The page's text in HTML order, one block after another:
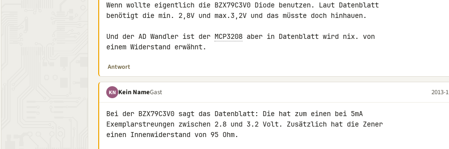
Wenn wollte eigentlich die BZX79C3V0 Diode benutzen. Laut Datenblatt
benötigt die min. 2,8V und max.3,2V und das müsste doch hinhauen.
Und der AD Wandler ist der MCP3208 aber in Datenblatt wird nix. von
einem Widerstand erwähnt.
Antwort
KN Kein NameGast 2013-
Bei der BZX79C3V0 sagt das Datenblatt: Die hat zum einen bei 5mA
Exemplarstreungen zwischen 2.8 und 3.2 Volt. Zusätzlich hat die Zener
einen Innenwiderstand von 95 Ohm.